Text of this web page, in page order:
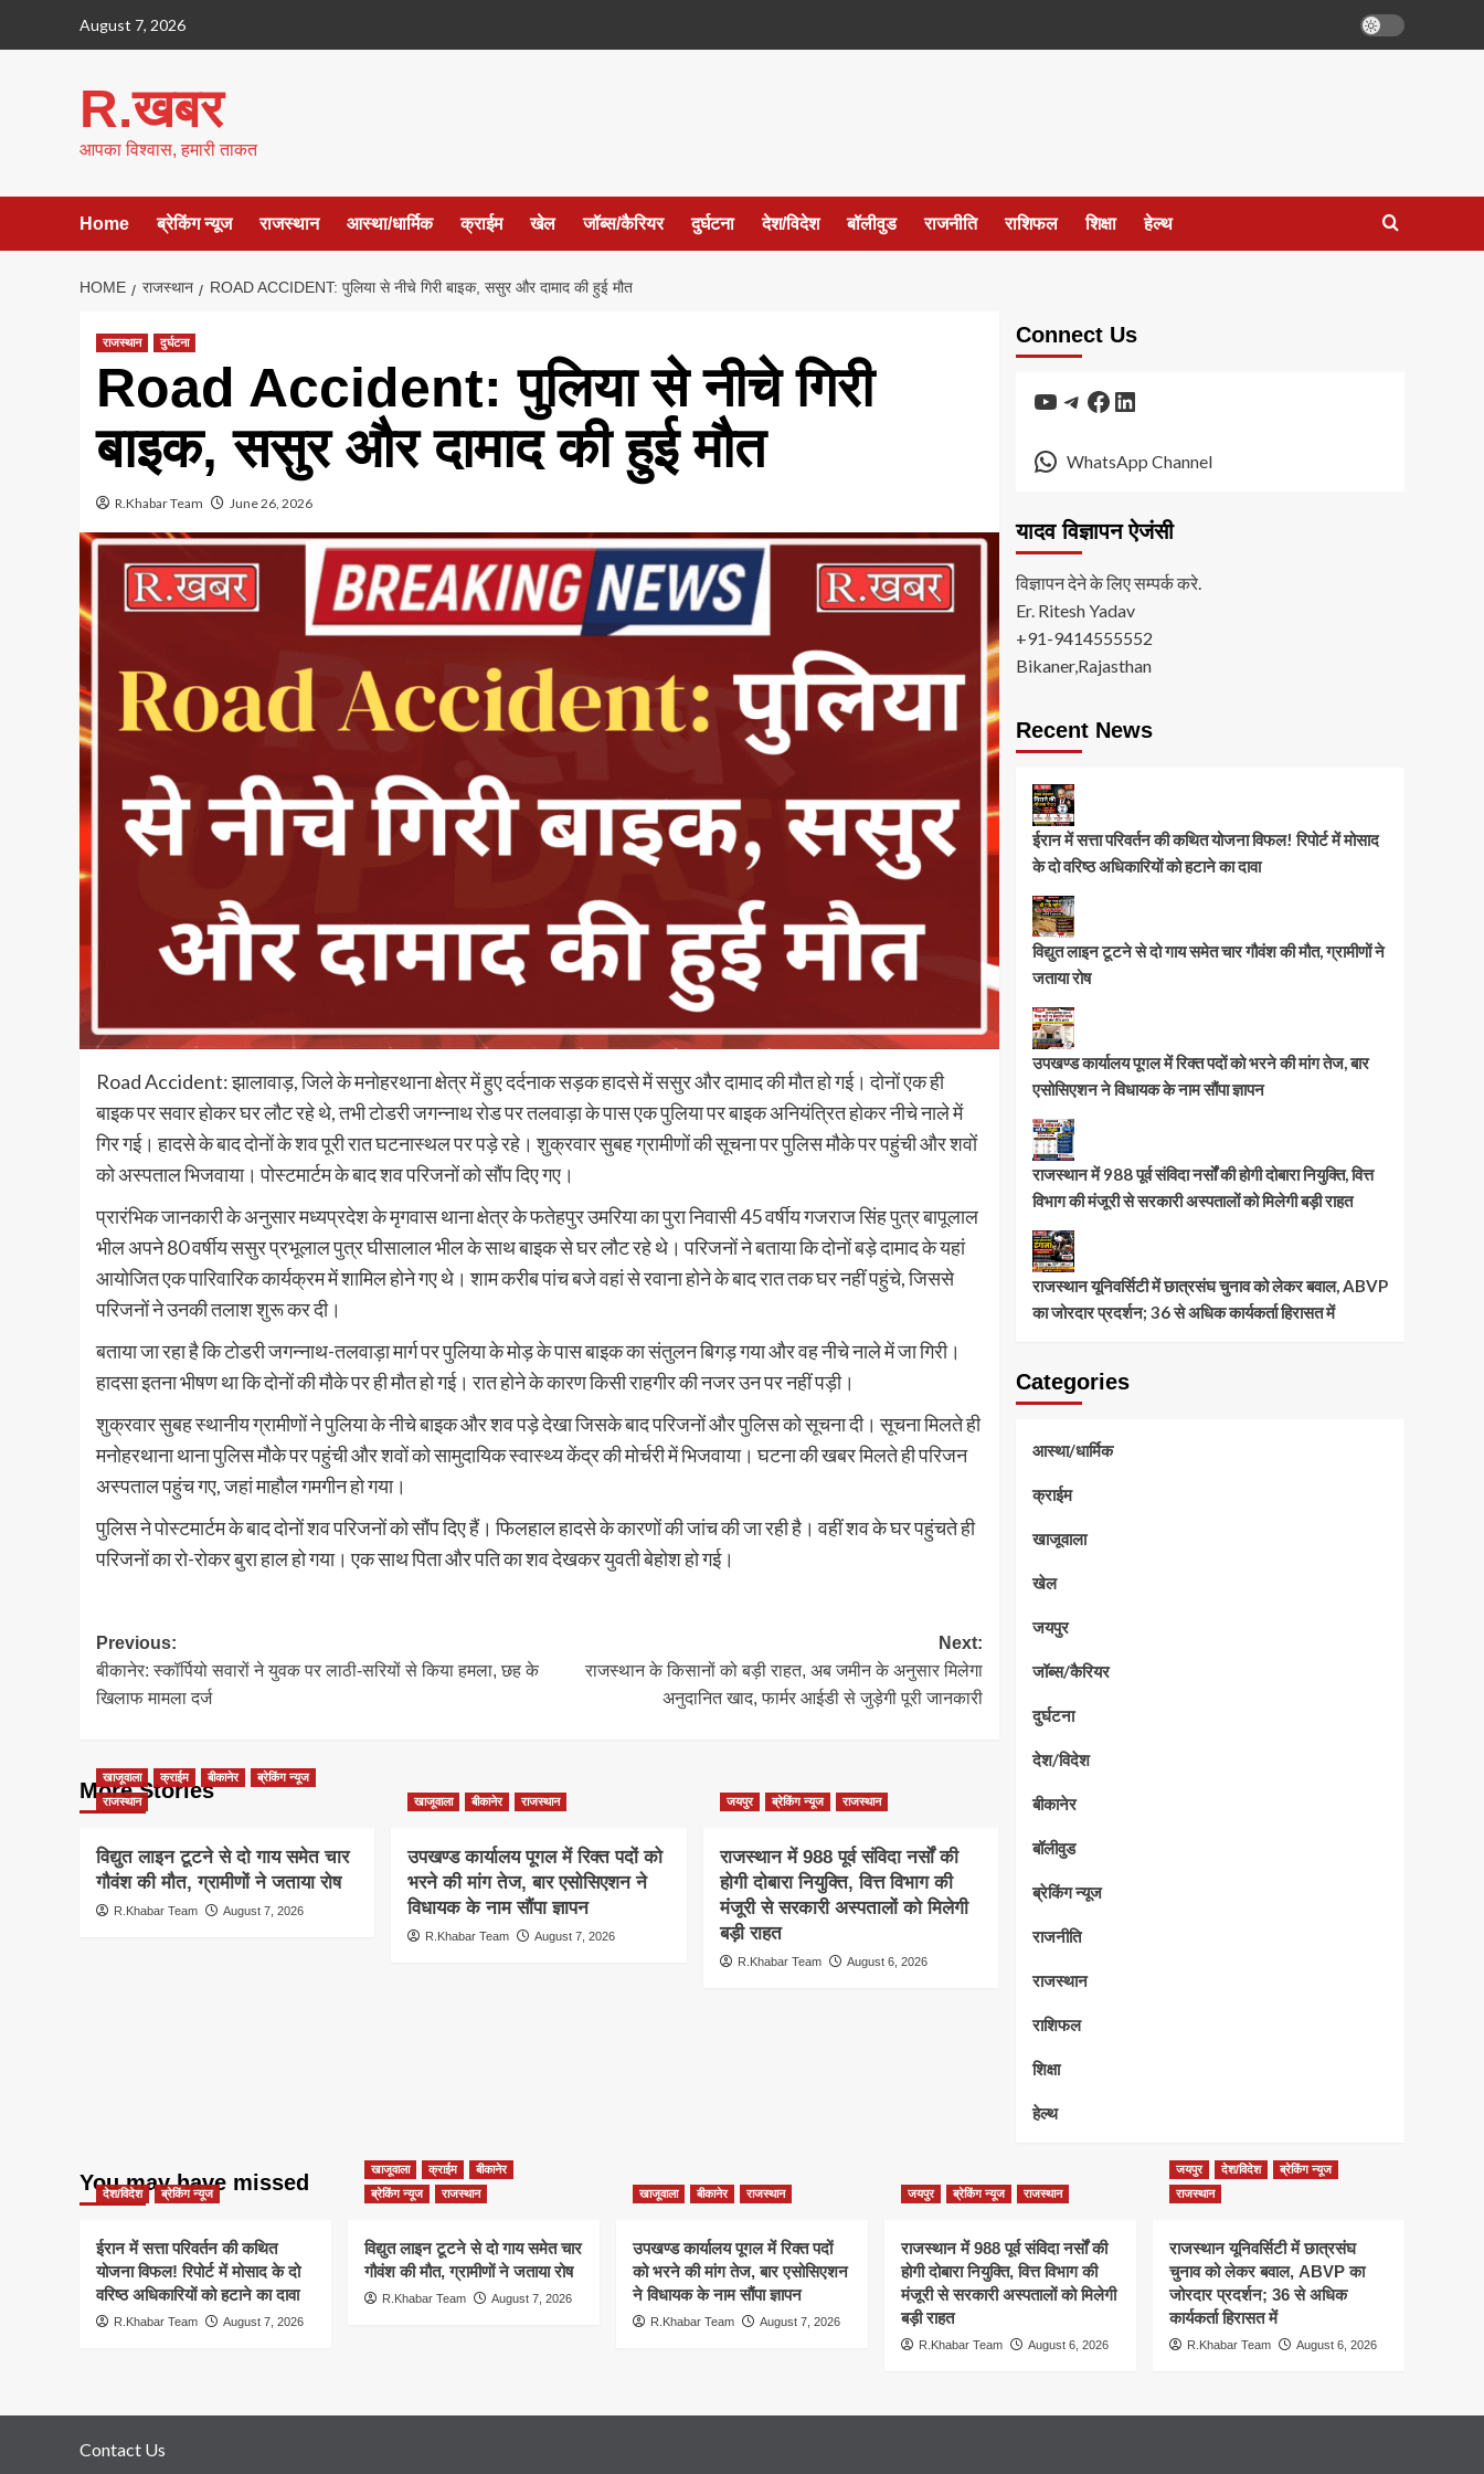
August 7, 2026
R.खबर
आपका विश्वास, हमारी ताकत
Home ब्रेकिंग न्यूज राजस्थान आस्था/धार्मिक क्राईम खेल जॉब्स/कैरियर दुर्घटना देश/विदेश बॉलीवुड राजनीति राशिफल शिक्षा हेल्थ
HOME राजस्थान ROAD ACCIDENT: पुलिया से नीचे गिरी बाइक, ससुर और दामाद की हुई मौत
राजस्थान दुर्घटना
Road Accident: पुलिया से नीचे गिरी
बाइक, ससुर और दामाद की हुई मौत
R.Khabar Team June 26, 2026
Road Accident: झालावाड़, जिले के मनोहरथाना क्षेत्र में हुए दर्दनाक सड़क हादसे में ससुर और दामाद की मौत हो गई। दोनों एक ही
बाइक पर सवार होकर घर लौट रहे थे, तभी टोडरी जगन्नाथ रोड पर तलवाड़ा के पास एक पुलिया पर बाइक अनियंत्रित होकर नीचे नाले में
गिर गई। हादसे के बाद दोनों के शव पूरी रात घटनास्थल पर पड़े रहे। शुक्रवार सुबह ग्रामीणों की सूचना पर पुलिस मौके पर पहुंची और शवों
को अस्पताल भिजवाया। पोस्टमार्टम के बाद शव परिजनों को सौंप दिए गए।
प्रारंभिक जानकारी के अनुसार मध्यप्रदेश के मृगवास थाना क्षेत्र के फतेहपुर उमरिया का पुरा निवासी 45 वर्षीय गजराज सिंह पुत्र बापूलाल
भील अपने 80 वर्षीय ससुर प्रभूलाल पुत्र घीसालाल भील के साथ बाइक से घर लौट रहे थे। परिजनों ने बताया कि दोनों बड़े दामाद के यहां
आयोजित एक पारिवारिक कार्यक्रम में शामिल होने गए थे। शाम करीब पांच बजे वहां से रवाना होने के बाद रात तक घर नहीं पहुंचे, जिससे
परिजनों ने उनकी तलाश शुरू कर दी।
बताया जा रहा है कि टोडरी जगन्नाथ-तलवाड़ा मार्ग पर पुलिया के मोड़ के पास बाइक का संतुलन बिगड़ गया और वह नीचे नाले में जा गिरी।
हादसा इतना भीषण था कि दोनों की मौके पर ही मौत हो गई। रात होने के कारण किसी राहगीर की नजर उन पर नहीं पड़ी।
शुक्रवार सुबह स्थानीय ग्रामीणों ने पुलिया के नीचे बाइक और शव पड़े देखा जिसके बाद परिजनों और पुलिस को सूचना दी। सूचना मिलते ही
मनोहरथाना थाना पुलिस मौके पर पहुंची और शवों को सामुदायिक स्वास्थ्य केंद्र की मोर्चरी में भिजवाया। घटना की खबर मिलते ही परिजन
अस्पताल पहुंच गए, जहां माहौल गमगीन हो गया।
पुलिस ने पोस्टमार्टम के बाद दोनों शव परिजनों को सौंप दिए हैं। फिलहाल हादसे के कारणों की जांच की जा रही है। वहीं शव के घर पहुंचते ही
परिजनों का रो-रोकर बुरा हाल हो गया। एक साथ पिता और पति का शव देखकर युवती बेहोश हो गई।
Post
navigation
Previous:
बीकानेर: स्कॉर्पियो सवारों ने युवक पर लाठी-सरियों से किया हमला, छह के
खिलाफ मामला दर्ज
Next:
राजस्थान के किसानों को बड़ी राहत, अब जमीन के अनुसार मिलेगा
अनुदानित खाद, फार्मर आईडी से जुड़ेगी पूरी जानकारी
More Stories
खाजूवाला क्राईम बीकानेर
ब्रेकिंग न्यूज
राजस्थान
विद्युत लाइन टूटने से दो गाय समेत चार
गौवंश की मौत, ग्रामीणों ने जताया रोष
R.Khabar Team August 7, 2026
खाजूवाला बीकानेर राजस्थान
उपखण्ड कार्यालय पूगल में रिक्त पदों को
भरने की मांग तेज, बार एसोसिएशन ने
विधायक के नाम सौंपा ज्ञापन
R.Khabar Team August 7, 2026
जयपुर ब्रेकिंग न्यूज राजस्थान
राजस्थान में 988 पूर्व संविदा नर्सों की
होगी दोबारा नियुक्ति, वित्त विभाग की
मंजूरी से सरकारी अस्पतालों को मिलेगी
बड़ी राहत
R.Khabar Team August 6, 2026
Connect Us
YouTube
Telegram
Facebook
LinkedIn
WhatsApp Channel
यादव विज्ञापन ऐजंसी
विज्ञापन देने के लिए सम्पर्क करे.
Er. Ritesh Yadav
+91-9414555552
Bikaner,Rajasthan
Recent News
ईरान में सत्ता परिवर्तन की कथित योजना विफल! रिपोर्ट में मोसाद
के दो वरिष्ठ अधिकारियों को हटाने का दावा
विद्युत लाइन टूटने से दो गाय समेत चार गौवंश की मौत, ग्रामीणों ने
जताया रोष
उपखण्ड कार्यालय पूगल में रिक्त पदों को भरने की मांग तेज, बार
एसोसिएशन ने विधायक के नाम सौंपा ज्ञापन
राजस्थान में 988 पूर्व संविदा नर्सों की होगी दोबारा नियुक्ति, वित्त
विभाग की मंजूरी से सरकारी अस्पतालों को मिलेगी बड़ी राहत
राजस्थान यूनिवर्सिटी में छात्रसंघ चुनाव को लेकर बवाल, ABVP
का जोरदार प्रदर्शन; 36 से अधिक कार्यकर्ता हिरासत में
Categories
आस्था/धार्मिक
क्राईम
खाजूवाला
खेल
जयपुर
जॉब्स/कैरियर
दुर्घटना
देश/विदेश
बीकानेर
बॉलीवुड
ब्रेकिंग न्यूज
राजनीति
राजस्थान
राशिफल
शिक्षा
हेल्थ
You may have missed
देश/विदेश ब्रेकिंग न्यूज
ईरान में सत्ता परिवर्तन की कथित
योजना विफल! रिपोर्ट में मोसाद के दो
वरिष्ठ अधिकारियों को हटाने का दावा
R.Khabar Team August 7, 2026
खाजूवाला क्राईम
बीकानेर
ब्रेकिंग न्यूज
राजस्थान
विद्युत लाइन टूटने से दो गाय समेत चार
गौवंश की मौत, ग्रामीणों ने जताया रोष
R.Khabar Team August 7, 2026
खाजूवाला बीकानेर राजस्थान
उपखण्ड कार्यालय पूगल में रिक्त पदों
को भरने की मांग तेज, बार एसोसिएशन
ने विधायक के नाम सौंपा ज्ञापन
R.Khabar Team August 7, 2026
जयपुर ब्रेकिंग न्यूज राजस्थान
राजस्थान में 988 पूर्व संविदा नर्सों की
होगी दोबारा नियुक्ति, वित्त विभाग की
मंजूरी से सरकारी अस्पतालों को मिलेगी
बड़ी राहत
R.Khabar Team August 6, 2026
जयपुर देश/विदेश
ब्रेकिंग न्यूज
राजस्थान
राजस्थान यूनिवर्सिटी में छात्रसंघ
चुनाव को लेकर बवाल, ABVP का
जोरदार प्रदर्शन; 36 से अधिक
कार्यकर्ता हिरासत में
R.Khabar Team August 6, 2026
Contact Us